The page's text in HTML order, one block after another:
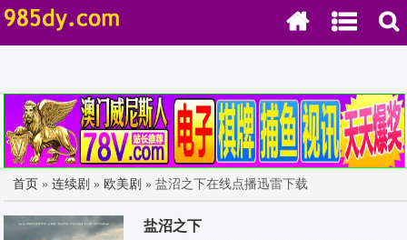
首页 »连续剧 » 欧美剧 » 盐沼之下在线点播迅雷下载
盐沼之下